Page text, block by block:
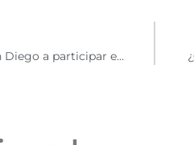
Invitan a niños y jóvenes de San Diego a participar en festival de cine estudiantil